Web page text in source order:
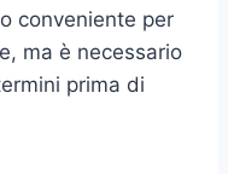
conveniente per
ma è necessario
prima di